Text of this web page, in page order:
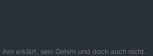
erklärt, sein Gehirn und doch auch nicht.